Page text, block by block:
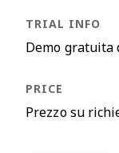
Demo
Prezzo su